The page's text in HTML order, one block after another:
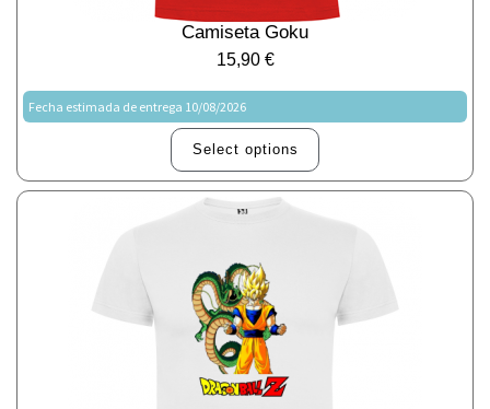
Camiseta Goku
15,90 €
Fecha estimada de entrega 10/08/2026
Select options